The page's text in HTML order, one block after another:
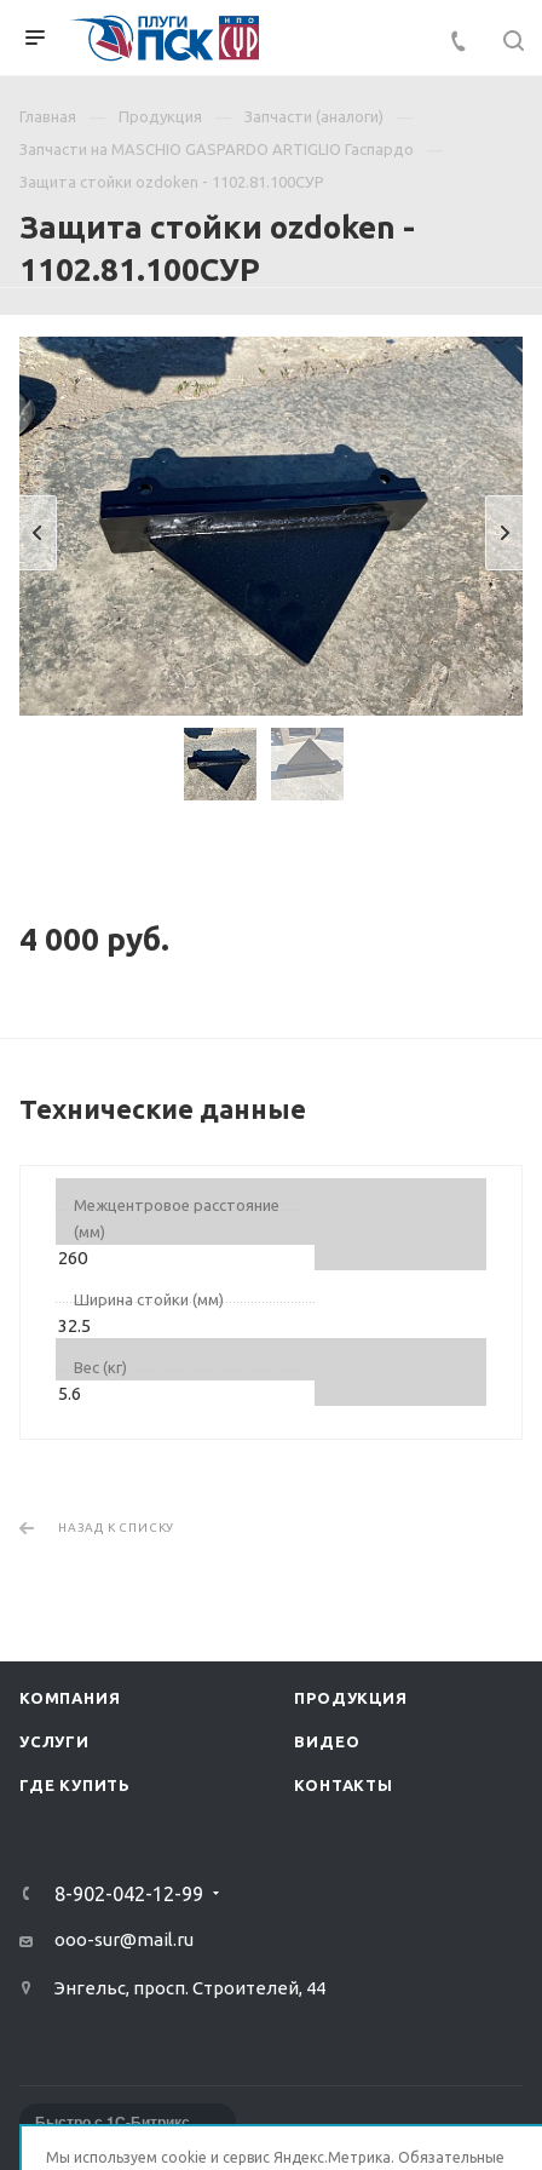
Главная Продукция
Запчасти (аналоги)
Запчасти на MASCHIO GASPARDO ARTIGLIO Гаспардо
Защита стойки ozdoken - 1102.81.100СУР
Защита стойки ozdoken -
1102.81.100СУР
4 000 руб.
Технические данные
Межцентровое расстояние
(мм)
260
Ширина стойки (мм)
32.5
Вес (кг)
5.6
НАЗАД К СПИСКУ
КОМПАНИЯ ПРОДУКЦИЯ
УСЛУГИ ВИДЕО
ГДЕ КУПИТЬ КОНТАКТЫ
8-902-042-12-99
ooo-sur@mail.ru
Энгельс, просп. Строителей, 44
Быстро с 1С-Битрикс
Мы используем cookie и сервис Яндекс.Метрика. Обязательные